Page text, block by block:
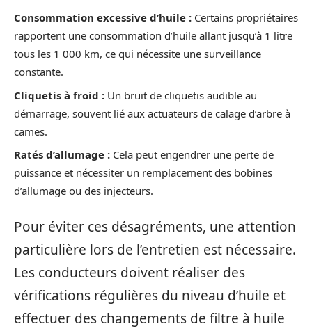
Consommation excessive d’huile : Certains propriétaires
rapportent une consommation d’huile allant jusqu’à 1 litre
tous les 1 000 km, ce qui nécessite une surveillance
constante.
Cliquetis à froid : Un bruit de cliquetis audible au
démarrage, souvent lié aux actuateurs de calage d’arbre à
cames.
Ratés d’allumage : Cela peut engendrer une perte de
puissance et nécessiter un remplacement des bobines
d’allumage ou des injecteurs.
Pour éviter ces désagréments, une attention
particulière lors de l’entretien est nécessaire.
Les conducteurs doivent réaliser des
vérifications régulières du niveau d’huile et
effectuer des changements de filtre à huile